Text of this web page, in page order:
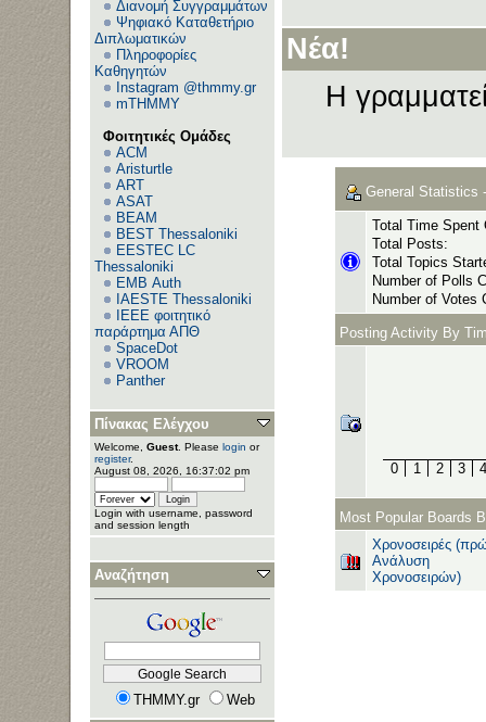
Διανομή Συγγραμμάτων
Ψηφιακό Καταθετήριο
Διπλωματικών
Πληροφορίες
Καθηγητών
Instagram @thmmy.gr
mTHMMY
Φοιτητικές Ομάδες
ACM
Aristurtle
ART
ASAT
BEAM
BEST Thessaloniki
EESTEC LC
Thessaloniki
EΜΒ Auth
IAESTE Thessaloniki
IEEE φοιτητικό
παράρτημα ΑΠΘ
SpaceDot
VROOM
Panther
Πίνακας Ελέγχου
Welcome, Guest. Please login or
register.
August 08, 2026, 16:37:02 pm
Login with username, password
and session length
Αναζήτηση
THMMY.gr
Web
Νέα!
Η
General Statistics
Total Time Spent
Total Posts:
Total Topics
Number of Polls
Number of Votes
Posting Activity By
0 1 2 3 4
Most Popular Boards
Χρονοσειρές
Ανάλυση
Χρονοσειρών)